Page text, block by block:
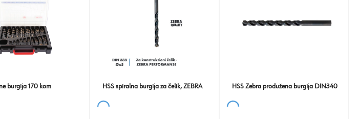
burgija 170 kom HSS spiralna burgija za čelik, ZEBRA HSS Zebra produžena burgija DIN340